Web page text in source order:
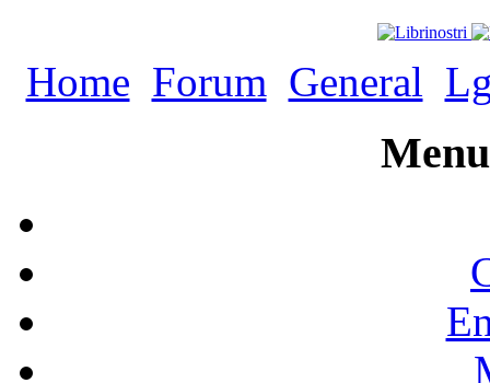
Home Forum General